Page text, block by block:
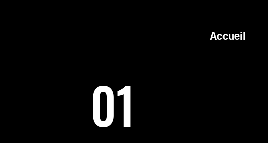
Accueil
01